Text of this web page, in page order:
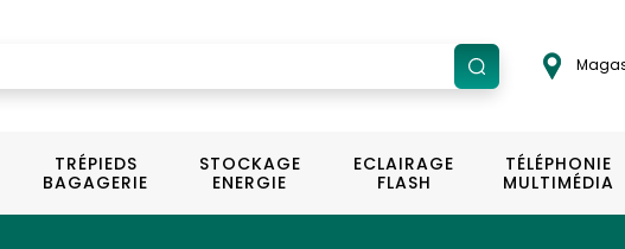
TRÉPIEDS
BAGAGERIE
STOCKAGE
ENERGIE
ECLAIRAGE
FLASH
TÉLÉPHONIE
MULTIMÉDIA